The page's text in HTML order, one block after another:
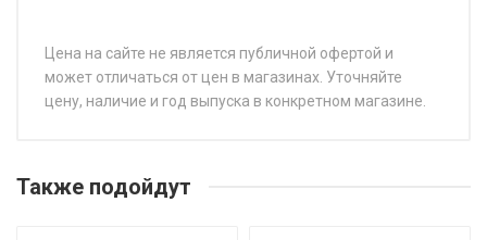
Цена на сайте не является публичной офертой и
может отличаться от цен в магазинах. Уточняйте
цену, наличие и год выпуска в конкретном магазине.
WindForce CatchFors UHP Pro 215/45R18 93W
Также подойдут